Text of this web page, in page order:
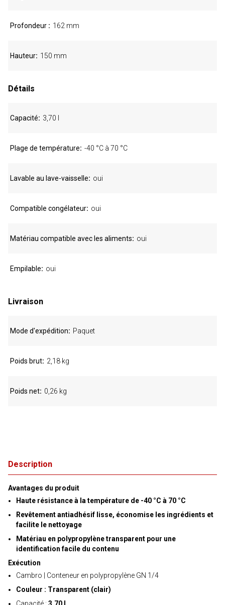
Description
Avantages du produit
Haute résistance à la température de -40 °C à 70 °C
Revêtement antiadhésif lisse, économise les ingrédients et
facilite le nettoyage
Matériau en polypropylène transparent pour une
identification facile du contenu
Exécution
Cambro | Conteneur en polypropylène GN 1/4
Couleur : Transparent (clair)
Profondeur 162 mm
Hauteur 150 mm
Détails
Capacité 3,70 l
Plage de température -40 °C à 70 °C
Lavable au lave-vaisselle oui
Compatible congélateur oui
Matériau compatible avec les aliments oui
Empilable oui
Livraison
Mode d'expédition Paquet
Poids brut 2,18 kg
Poids net 0,26 kg